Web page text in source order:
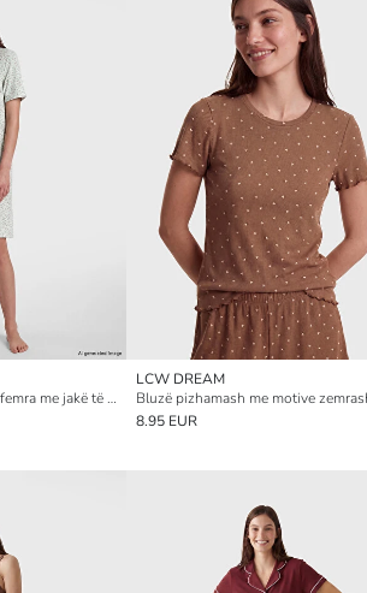
Këmishë nate luleshe për femra me jakë të rrumbullakët
LCW DREAM
8.95 EUR